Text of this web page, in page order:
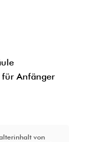
für Anfänger
von